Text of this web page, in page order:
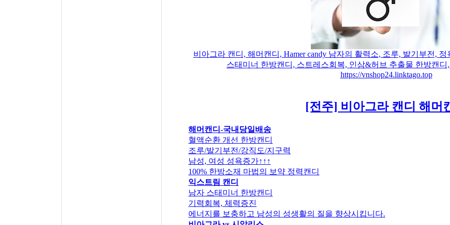
비아그라 캔디, 해머캔디, Hamer candy 남자의 활력소, 조루, 발기부전,
스태미너 한방캔디, 스트레스회복, 인삼&허브 추출물 한방캔
https://vnshop24.linktago.top
[전주] 비아그라 캔디 해머
해머캔디-국내당일배송
혈액순환 개선 한방캔디
조루/발기부전/강직도/지구력
남성, 여성 성욕증가↑↑↑
100% 한방소재 마법의 보약 정력캔디
익스트림 캔디
남자 스태미너 한방캔디
기력회복, 체력증진
에너지를 보충하고 남성의 성생활의 질을 향상시킵니다.